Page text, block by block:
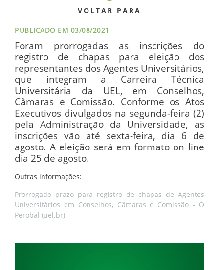
VOLTAR PARA
PUBLICADO EM 03/08/2021
Foram prorrogadas as inscrições do
registro de chapas para eleição dos
representantes dos Agentes Universitários,
que integram a Carreira Técnica
Universitária da UEL, em Conselhos,
Câmaras e Comissão. Conforme os Atos
Executivos divulgados na segunda-feira (2)
pela Administração da Universidade, as
inscrições vão até sexta-feira, dia 6 de
agosto. A eleição será em formato on line
dia 25 de agosto.
Outras informações:
Prorrogado prazo para registro de chapas de Agentes
Universitários em Conselhos, Câmaras e Comissão - O
Perobal (uel.br)